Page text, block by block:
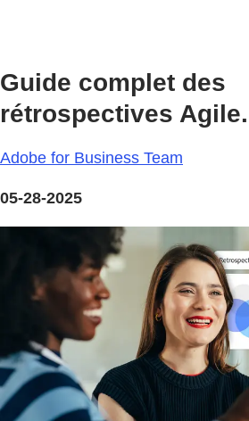
Guide complet des
rétrospectives Agile.
Adobe for Business Team
05-28-2025